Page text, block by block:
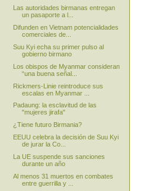
Las autoridades birmanas entregan
un pasaporte a l...
Difunden en Vietnam potencialidades
comerciales de...
Suu Kyi echa su primer pulso al
gobierno birmano
Los obispos de Myanmar consideran
“una buena señal...
Rickmers-Linie reintroduce sus
escalas en Myanmar ...
Padaung: la esclavitud de las
"mujeres jirafa"
¿Tiene futuro Birmania?
EEUU celebra la decisión de Suu Kyi
de jurar la Co...
La UE suspende sus sanciones
durante un año
Al menos 31 muertos en combates
entre guerrilla y ...